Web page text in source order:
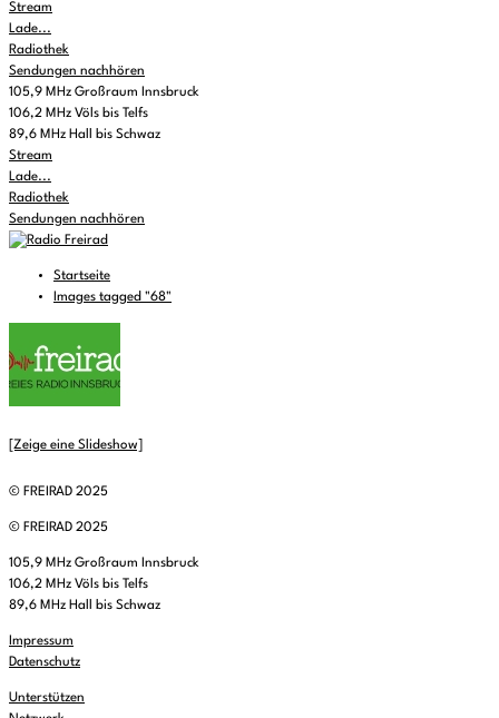
Stream
Lade...
Radiothek
Sendungen nachhören
105,9 MHz Großraum Innsbruck
106,2 MHz Völs bis Telfs
89,6 MHz Hall bis Schwaz
Stream
Lade...
Radiothek
Sendungen nachhören
Startseite
Images tagged "68"
[Zeige eine Slideshow]
© FREIRAD 2025
© FREIRAD 2025
105,9 MHz Großraum Innsbruck
106,2 MHz Völs bis Telfs
89,6 MHz Hall bis Schwaz
Impressum
Datenschutz
Unterstützen